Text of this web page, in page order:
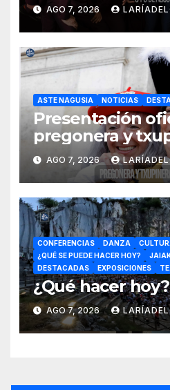
AGO 7, 2026
ASTE NAGUSIA NOTICIAS
Presentación
pregonera y
Aste Nagusia
AGO 7, 2026
CONFERENCIAS DANZA
¿QUÉ SE PUEDE HACER HOY?
DESTACADAS
EXPOSICIONES
¿Qué hacer
AGO 7, 2026